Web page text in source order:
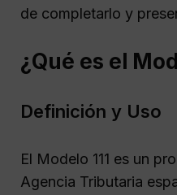
de completarlo y
¿Qué es el
Definición y Uso
El Modelo 111 es un
Agencia Tributaria